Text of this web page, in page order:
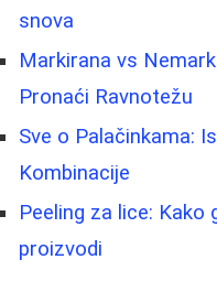
snova
Markirana vs
Pronaći Ravnotežu
Sve o Palačinkama:
Kombinacije
Peeling za lice:
proizvodi